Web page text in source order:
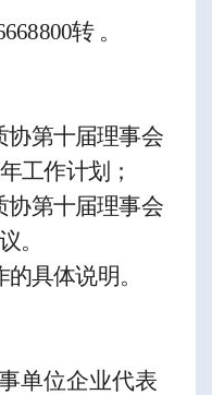
转 。
协第十届理事会
年工作计划；
协第十届理事会
。
具体说明。
单位企业代表